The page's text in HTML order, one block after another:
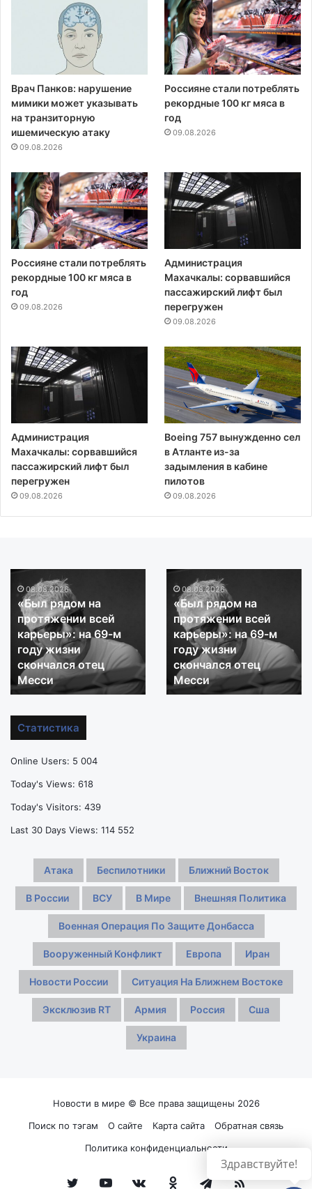
Врач Панков: нарушение
мимики может указывать
на транзиторную
ишемическую атаку
09.08.2026
Россияне стали потреблять
рекордные 100 кг мяса в
год
09.08.2026
Россияне стали потреблять
рекордные 100 кг мяса в
год
09.08.2026
Администрация
Махачкалы: сорвавшийся
пассажирский лифт был
перегружен
09.08.2026
Администрация
Махачкалы: сорвавшийся
пассажирский лифт был
перегружен
09.08.2026
Boeing 757 вынужденно сел
в Атланте из-за
задымления в кабине
пилотов
09.08.2026
«Был
рядом
на
протяжении
всей
карьеры»:
на
69-
м
жизни
Месси
08.08.2026
«Был рядом на
протяжении всей
карьеры»: на 69-м
году жизни
скончался отец
Месси
«Был
рядом
на
протяжении
всей
карьеры»:
на
69-
м
08.08.2026
«Был рядом на
протяжении всей
карьеры»: на 69-м
году жизни
скончался отец
Месси
Статистика
Online Users: 5 004
Today's Views: 618
Today's Visitors: 439
Last 30 Days Views: 114 552
Атака Беспилотники Ближний Восток
В России ВСУ В Мире Внешняя Политика
Военная Операция По Защите Донбасса
Вооруженный Конфликт Европа Иран
Новости России Ситуация На Ближнем Востоке
Эксклюзив RT Армия Россия Сша
Украина
Новости в мире © Все права защищены 2026
Поиск по тэгам
О сайте Карта сайта
Обратная связь
Политика конфиденциальности
TwitterYouTubevk.comОдноклассники
Telegram
RSS
Здравствуйте!